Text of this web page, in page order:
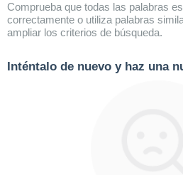
Comprueba que todas las palabras
correctamente o utiliza palabras
ampliar los criterios de búsqueda.
Inténtalo de nuevo y haz una